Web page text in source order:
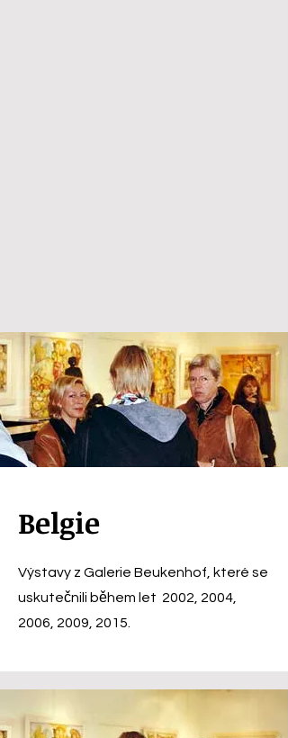
Belgie
Výstavy z Galerie Beukenhof, které se
uskutečnili během let 2002, 2004,
2006, 2009, 2015.